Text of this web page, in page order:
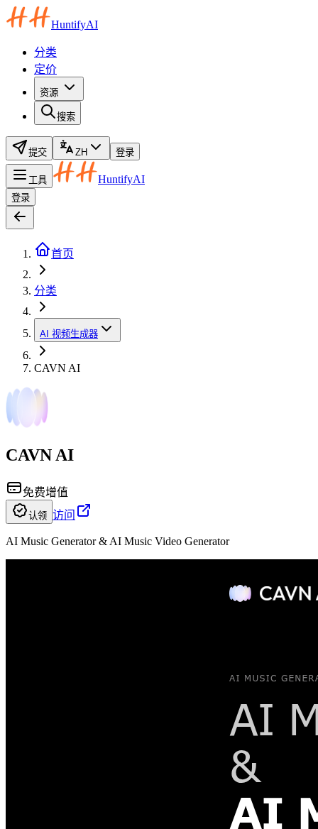
HuntifyAI
分类
定价
资源
搜索
提交 ZH 登录
工具 HuntifyAI
登录
首页
分类
AI 视频生成器
CAVN AI
CAVN AI
免费增值
认领 访问
AI Music Generator & AI Music Video Generator